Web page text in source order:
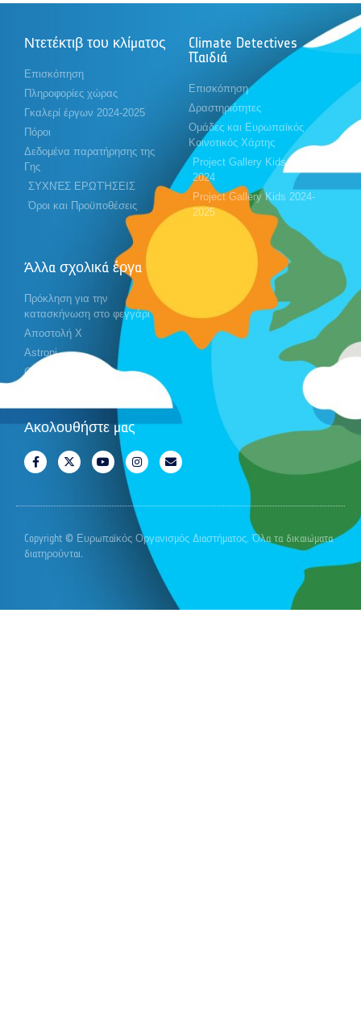
Ντετέκτιβ του κλίματος
Επισκόπηση
Πληροφορίες χώρας
Γκαλερί έργων 2024-2025
Πόροι
Δεδομένα παρατήρησης της
Γης
ΣΥΧΝΈΣ ΕΡΩΤΉΣΕΙΣ
Όροι και Προϋποθέσεις
Climate Detectives
Παιδιά
Επισκόπηση
Δραστηριότητες
Ομάδες και Ευρωπαϊκός
Κοινοτικός Χάρτης
Project Gallery Kids 2023-
2024
Project Gallery Kids 2024-
2025
Άλλα σχολικά έργα
Πρόκληση για την
κατασκήνωση στο φεγγάρι
Αποστολή X
Astropi
Cansat
Ακολουθήστε μας
Copyright © Ευρωπαϊκός Οργανισμός Διαστήματος. Όλα τα δικαιώματα
διατηρούνται.